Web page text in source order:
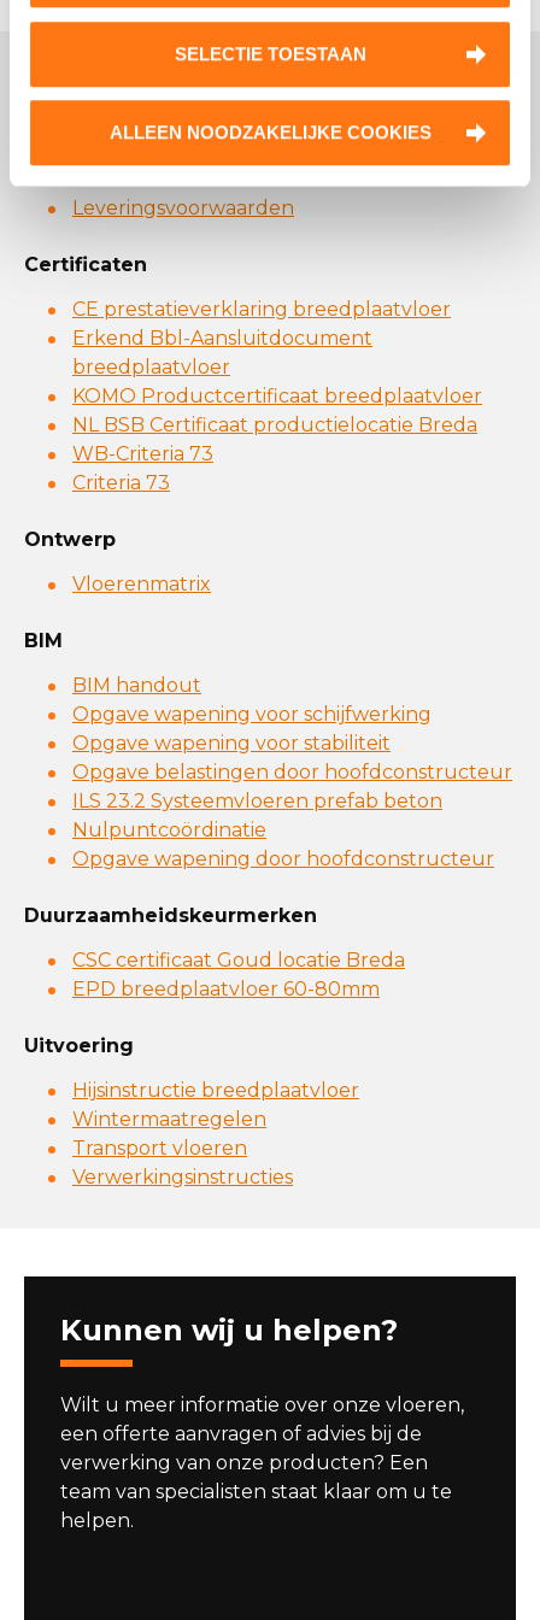
SELECTIE TOESTAAN
ALLEEN NOODZAKELIJKE COOKIES
Downloads
Algemeen
Leveringsvoorwaarden
Certificaten
CE prestatieverklaring breedplaatvloer
Erkend Bbl-Aansluitdocument
breedplaatvloer
KOMO Productcertificaat breedplaatvloer
NL BSB Certificaat productielocatie Breda
WB-Criteria 73
Criteria 73
Ontwerp
Vloerenmatrix
BIM
BIM handout
Opgave wapening voor schijfwerking
Opgave wapening voor stabiliteit
Opgave belastingen door hoofdconstructeur
ILS 23.2 Systeemvloeren prefab beton
Nulpuntcoördinatie
Opgave wapening door hoofdconstructeur
Duurzaamheidskeurmerken
CSC certificaat Goud locatie Breda
EPD breedplaatvloer 60-80mm
Uitvoering
Hijsinstructie breedplaatvloer
Wintermaatregelen
Transport vloeren
Verwerkingsinstructies
Kunnen wij u helpen?
Wilt u meer informatie over onze vloeren,
een offerte aanvragen of advies bij de
verwerking van onze producten? Een
team van specialisten staat klaar om u te
helpen.